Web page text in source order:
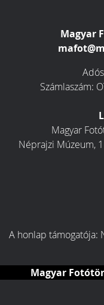
Magyar
Számlaszám:
Magyar
Néprajzi Múzeum,
A honlap támogatója:
Magyar